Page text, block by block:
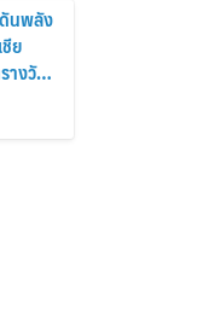
นพลัง
ย
างวัล
ลาด
วที